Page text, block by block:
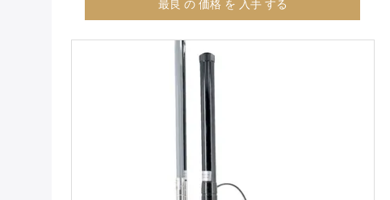
最良 の 価格 を 入手 する